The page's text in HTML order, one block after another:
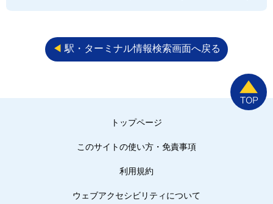
◀︎ 駅・ターミナル情報検索画面へ戻る
トップページ
このサイトの使い方・免責事項
利用規約
ウェブアクセシビリティについて